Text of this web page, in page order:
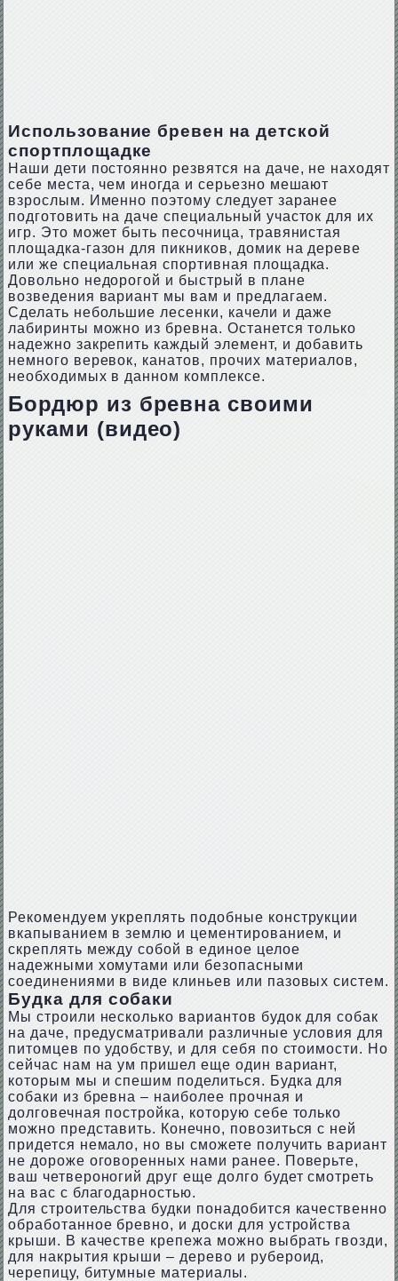
Использование бревен на детской
спортплощадке
Наши дети постоянно резвятся на даче, не находят
себе места, чем иногда и серьезно мешают
взрослым. Именно поэтому следует заранее
подготовить на даче специальный участок для их
игр. Это может быть песочница, травянистая
площадка-газон для пикников, домик на дереве
или же специальная спортивная площадка.
Довольно недорогой и быстрый в плане
возведения вариант мы вам и предлагаем.
Сделать небольшие лесенки, качели и даже
лабиринты можно из бревна. Останется только
надежно закрепить каждый элемент, и добавить
немного веревок, канатов, прочих материалов,
необходимых в данном комплексе.
Бордюр из бревна своими
руками (видео)
Рекомендуем укреплять подобные конструкции
вкапыванием в землю и цементированием, и
скреплять между собой в единое целое
надежными хомутами или безопасными
соединениями в виде клиньев или пазовых систем.
Будка для собаки
Мы строили несколько вариантов будок для собак
на даче, предусматривали различные условия для
питомцев по удобству, и для себя по стоимости. Но
сейчас нам на ум пришел еще один вариант,
которым мы и спешим поделиться. Будка для
собаки из бревна – наиболее прочная и
долговечная постройка, которую себе только
можно представить. Конечно, повозиться с ней
придется немало, но вы сможете получить вариант
не дороже оговоренных нами ранее. Поверьте,
ваш четвероногий друг еще долго будет смотреть
на вас с благодарностью.
Для строительства будки понадобится качественно
обработанное бревно, и доски для устройства
крыши. В качестве крепежа можно выбрать гвозди,
для накрытия крыши – дерево и рубероид,
черепицу, битумные материалы.